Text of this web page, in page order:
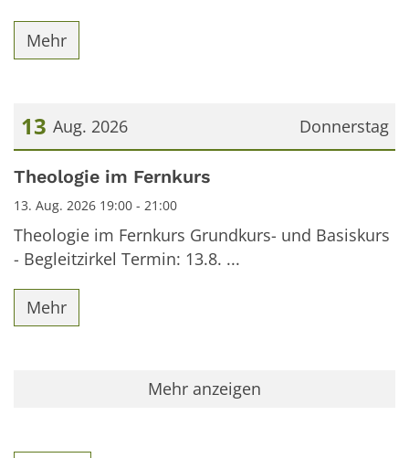
Mehr
Donnerstag
13 Aug. 2026
Datum: 13. August 2026
Theologie im Fernkurs
13. Aug. 2026 19:00 - 21:00
Theologie im Fernkurs Grundkurs- und Basiskurs
- Begleitzirkel Termin: 13.8. ...
Mehr
Mehr anzeigen